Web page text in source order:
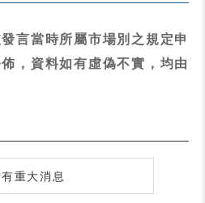
言當時所屬市場別之規定申
，資料如有虛偽不實，均由
重大消息